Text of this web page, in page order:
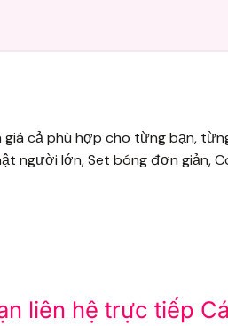
giá cả phù hợp cho từng bạn,
người lớn, Set bóng đơn giản,
liên hệ trực tiếp